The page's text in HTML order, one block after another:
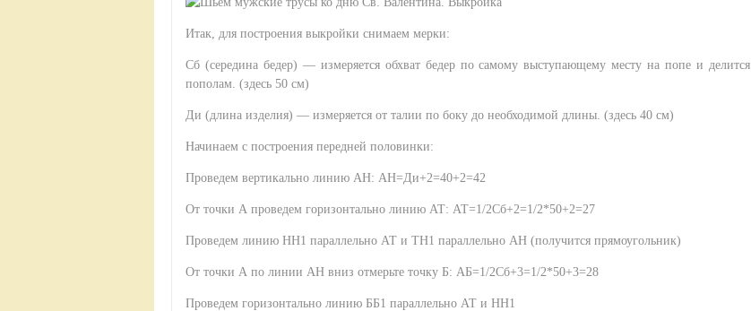
Итак, для построения выкройки снимаем мерки:
Сб (середина бедер) — измеряется обхват бедер по самому выступающему месту на попе и делится
пополам. (здесь 50 см)
Ди (длина изделия) — измеряется от талии по боку до необходимой длины. (здесь 40 см)
Начинаем с построения передней половинки:
Проведем вертикально линию АН: АН=Ди+2=40+2=42
От точки А проведем горизонтально линию АТ: АТ=1/2Сб+2=1/2*50+2=27
Проведем линию НН1 параллельно АТ и ТН1 параллельно АН (получится прямоугольник)
От точки А по линии АН вниз отмерьте точку Б: АБ=1/2Сб+3=1/2*50+3=28
Проведем горизонтально линию ББ1 параллельно АТ и НН1